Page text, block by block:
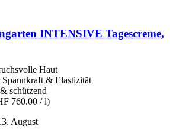
INTENSIVE Tagescreme,
Haut
Spannkraft & Elastizität
schützend
760.00 / l)
August